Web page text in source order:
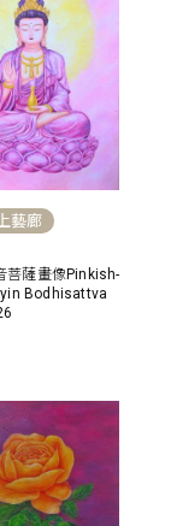
藝廊
菩薩畫像Pinkish-
Bodhisattva